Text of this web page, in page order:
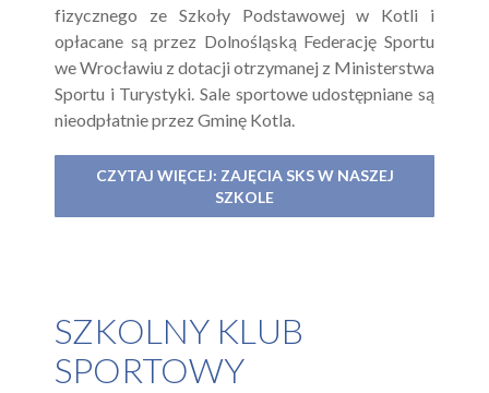
fizycznego ze Szkoły Podstawowej w Kotli i
opłacane są przez Dolnośląską Federację Sportu
we Wrocławiu z dotacji otrzymanej z Ministerstwa
Sportu i Turystyki. Sale sportowe udostępniane są
nieodpłatnie przez Gminę Kotla.
CZYTAJ WIĘCEJ: ZAJĘCIA SKS W NASZEJ
SZKOLE
SZKOLNY KLUB
SPORTOWY